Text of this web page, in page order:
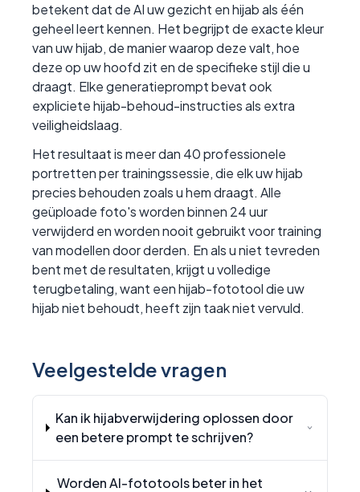
betekent dat de AI uw gezicht en hijab als één
geheel leert kennen. Het begrijpt de exacte kleur
van uw hijab, de manier waarop deze valt, hoe
deze op uw hoofd zit en de specifieke stijl die u
draagt. Elke generatieprompt bevat ook
expliciete hijab-behoud-instructies als extra
veiligheidslaag.
Het resultaat is meer dan 40 professionele
portretten per trainingssessie, die elk uw hijab
precies behouden zoals u hem draagt. Alle
geüploade foto's worden binnen 24 uur
verwijderd en worden nooit gebruikt voor training
van modellen door derden. En als u niet tevreden
bent met de resultaten, krijgt u volledige
terugbetaling, want een hijab-fototool die uw
hijab niet behoudt, heeft zijn taak niet vervuld.
Veelgestelde vragen
Kan ik hijabverwijdering oplossen door
een betere prompt te schrijven?
Worden AI-fototools beter in het